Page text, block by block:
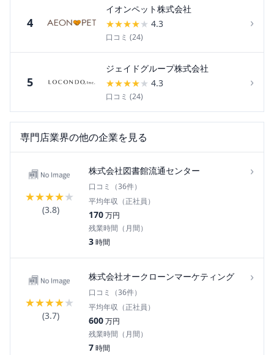
4
イオンペット株式会社
★★★★★ 4.3
口コミ (24)
›
5
ジェイドグループ株式会社
★★★★★ 4.3
口コミ (24)
›
専門店業界の他の企業を見る
★★★★★
(3.8)
株式会社図書館流通センター ›
口コミ（36件）
平均年収（正社員）
170万円
残業時間（月間）
3時間
★★★★★
(3.7)
株式会社オークローンマーケティング ›
口コミ（36件）
平均年収（正社員）
600万円
残業時間（月間）
7時間